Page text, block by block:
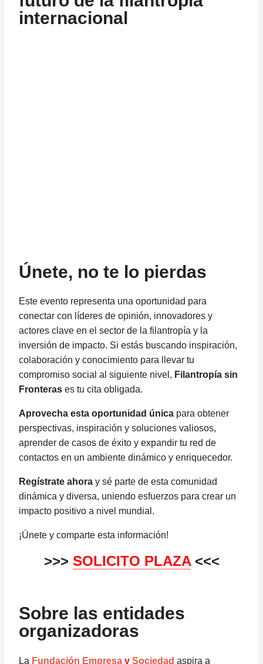
internacional
Únete, no te lo pierdas
Este evento representa una oportunidad para
conectar con líderes de opinión, innovadores y
actores clave en el sector de la filantropía y la
inversión de impacto. Si estás buscando inspiración,
colaboración y conocimiento para llevar tu
compromiso social al siguiente nivel, Filantropía sin
Fronteras es tu cita obligada.
Aprovecha esta oportunidad única para obtener
perspectivas, inspiración y soluciones valiosos,
aprender de casos de éxito y expandir tu red de
contactos en un ambiente dinámico y enriquecedor.
Regístrate ahora y sé parte de esta comunidad
dinámica y diversa, uniendo esfuerzos para crear un
impacto positivo a nivel mundial.
¡Únete y comparte esta información!
>>> SOLICITO PLAZA<<<
Sobre las entidades
organizadoras
La Fundación Empresa y Sociedad aspira a